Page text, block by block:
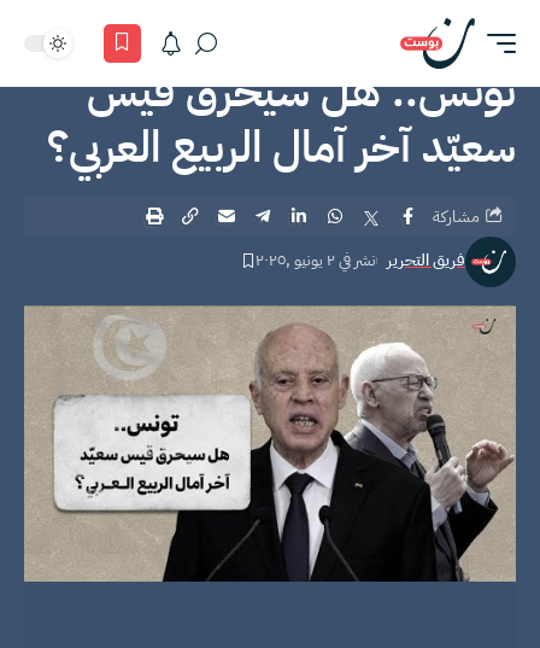
تونس.. هل سيحرق قيس
سعيّد آخر آمال الربيع العربي؟
فريق التحرير نشر في ٢ يونيو ,٢٠٢٥
مشاركة